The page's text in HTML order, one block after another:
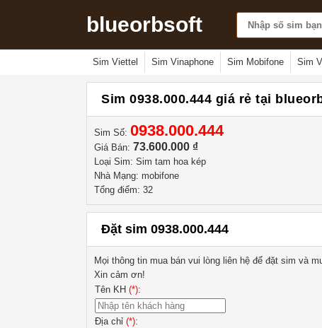
blueorbsoft
Sim Viettel Sim Vinaphone Sim Mobifone Sim
Sim 0938.000.444 giá rẻ tại
Sim Số: 0938.000.444
Giá Bán: 73.600.000 ₫
Loại Sim: Sim tam hoa kép
Nhà Mạng: mobifone
Tổng điểm: 32
Đặt sim 0938.000.444
Mọi thông tin mua bán vui lòng liên hệ để đặt sim và
Xin cảm ơn!
Tên KH (*):
Địa chỉ (*):